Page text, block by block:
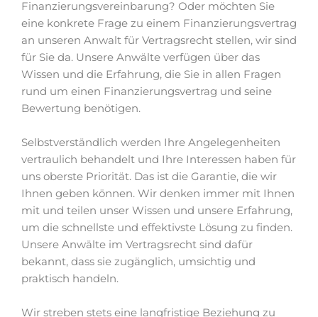
Finanzierungsvereinbarung? Oder möchten Sie
eine konkrete Frage zu einem Finanzierungsvertrag
an unseren Anwalt für Vertragsrecht stellen, wir sind
für Sie da. Unsere Anwälte verfügen über das
Wissen und die Erfahrung, die Sie in allen Fragen
rund um einen Finanzierungsvertrag und seine
Bewertung benötigen.
Selbstverständlich werden Ihre Angelegenheiten
vertraulich behandelt und Ihre Interessen haben für
uns oberste Priorität. Das ist die Garantie, die wir
Ihnen geben können. Wir denken immer mit Ihnen
mit und teilen unser Wissen und unsere Erfahrung,
um die schnellste und effektivste Lösung zu finden.
Unsere Anwälte im Vertragsrecht sind dafür
bekannt, dass sie zugänglich, umsichtig und
praktisch handeln.
Wir streben stets eine langfristige Beziehung zu